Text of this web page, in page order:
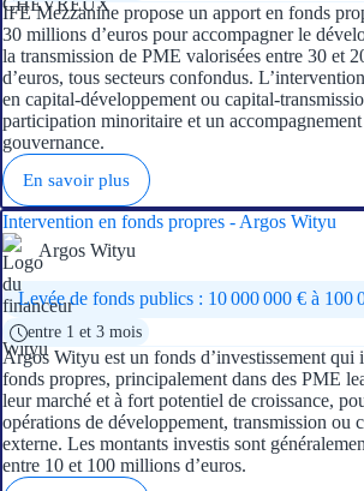
IFE Mezzanine propose un apport en fonds
30 millions d’euros pour accompagner le
la transmission de PME valorisées entre 30 et
d’euros, tous secteurs confondus.
en capital-développement ou capital-
participation minoritaire et un accompagnement
gouvernance.
En savoir plus
Intervention en fonds propres - Argos Wityu
Argos Wityu
Levée de fonds publics : 10 000 000 € à 100
entre 1 et 3 mois
Argos Wityu est un fonds d’investissement qui
fonds propres, principalement dans des PME
leur marché et à fort potentiel de croissance,
opérations de développement, transmission ou
externe. Les montants investis sont
entre 10 et 100 millions d’euros.